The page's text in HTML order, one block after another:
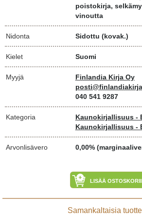
poistokirja,
vinoutta
Nidonta Sidottu (kovak.)
Kielet Suomi
Myyjä
Finlandia Kirja Oy
040 541 9287
Kategoria
Kaunokirjallisuus -
Kaunokirjallisuus -
Arvonlisävero 0,00%
LISÄÄ
Samankaltaisia